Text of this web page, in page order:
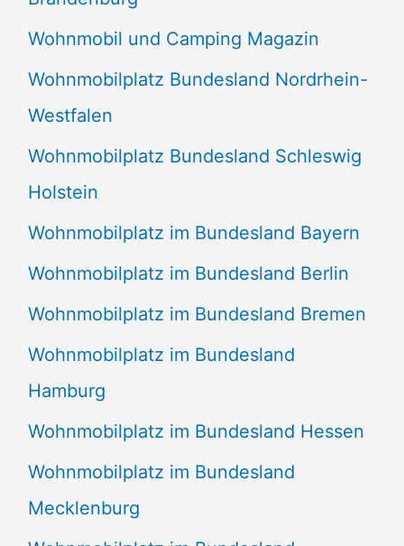
Wohnmobil und Camping Magazin
Wohnmobilplatz Bundesland Nordrhein-
Westfalen
Wohnmobilplatz Bundesland Schleswig
Holstein
Wohnmobilplatz im Bundesland Bayern
Wohnmobilplatz im Bundesland Berlin
Wohnmobilplatz im Bundesland Bremen
Wohnmobilplatz im Bundesland
Hamburg
Wohnmobilplatz im Bundesland Hessen
Wohnmobilplatz im Bundesland
Mecklenburg